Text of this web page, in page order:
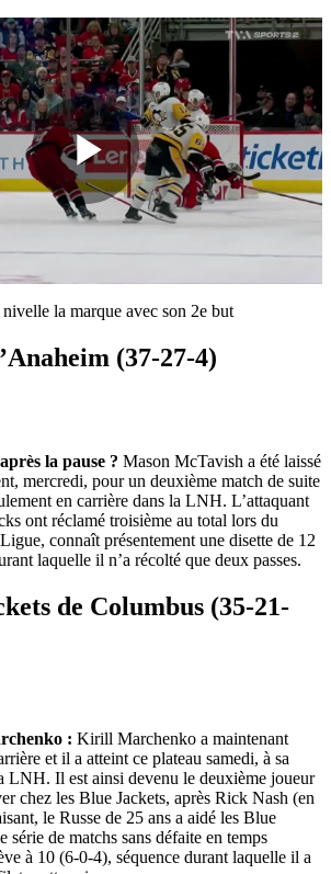
Play
Video
la marque avec son 2e but
(37-27-4)
la pause ? Mason McTavish a été laissé
mercredi, pour un deuxième match de suite
en carrière dans la LNH. L’attaquant
ont réclamé troisième au total lors du
connaît présentement une disette de 12
laquelle il n’a récolté que deux passes.
de Columbus (35-21-
: Kirill Marchenko a maintenant
et il a atteint ce plateau samedi, à sa
LNH. Il est ainsi devenu le deuxième joueur
chez les Blue Jackets, après Rick Nash (en
le Russe de 25 ans a aidé les Blue
série de matchs sans défaite en temps
à 10 (6-0-4), séquence durant laquelle il a